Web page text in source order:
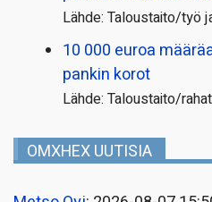
Lähde: Taloustaito/työ
10 000 euroa
pankin korot
Lähde: Taloustaito/rahat
OMXHEX UUTISIA